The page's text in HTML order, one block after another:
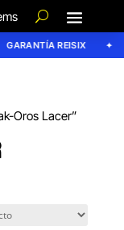
GARANTÍA REISIX
Oros Lacer”